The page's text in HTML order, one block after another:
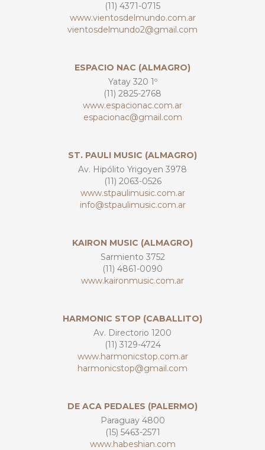
(11) 4371-0715
www.vientosdelmundo.com.ar
vientosdelmundo2@gmail.com
ESPACIO NAC (ALMAGRO)
Yatay 320 1º
(11) 2825-2768
www.espacionac.com.ar
espacionac@gmail.com
ST. PAULI MUSIC (ALMAGRO)
Av. Hipólito Yrigoyen 3978
(11) 2063-0526
www.stpaulimusic.com.ar
info@stpaulimusic.com.ar
KAIRON MUSIC (ALMAGRO)
Sarmiento 3752
(11) 4861-0090
www.kaironmusic.com.ar
HARMONIC STOP (CABALLITO)
Av. Directorio 1200
(11) 3129-4724
www.harmonicstop.com.ar
harmonicstop@gmail.com
DE ACA PEDALES (PALERMO)
Paraguay 4800
(15) 5463-2571
www.habeshian.com